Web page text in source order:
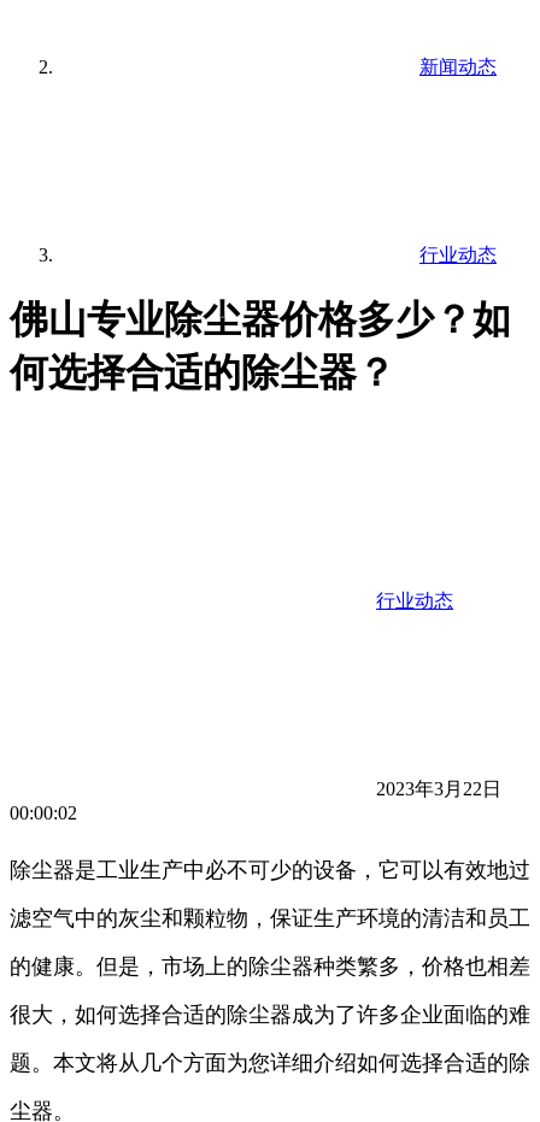
新闻动态
行业动态
佛山专业除尘器价格多少？如
何选择合适的除尘器？
行业动态
2023年3月22日
00:00:02
除尘器是工业生产中必不可少的设备，它可以有效地过
滤空气中的灰尘和颗粒物，保证生产环境的清洁和员工
的健康。但是，市场上的除尘器种类繁多，价格也相差
很大，如何选择合适的除尘器成为了许多企业面临的难
题。本文将从几个方面为您详细介绍如何选择合适的除
尘器。